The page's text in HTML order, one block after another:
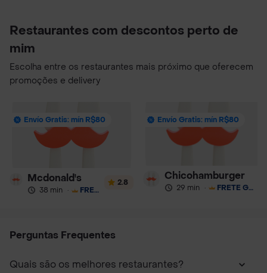
Restaurantes com descontos perto de
mim
Escolha entre os restaurantes mais próximo que oferecem
promoções e delivery
Envío Gratis: mín R$80
Mcdonald's
38 min · FRETE GRÁTIS
2.8
Envío Gratis: mín R$80
Chicohamburger
29 min · FRETE GRÁTIS
Perguntas Frequentes
Quais são os melhores restaurantes?